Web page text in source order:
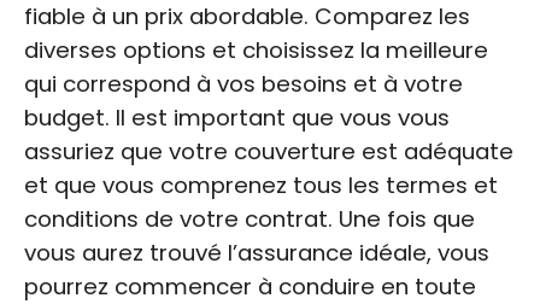
fiable à un prix abordable. Comparez les
diverses options et choisissez la meilleure
qui correspond à vos besoins et à votre
budget. Il est important que vous vous
assuriez que votre couverture est adéquate
et que vous comprenez tous les termes et
conditions de votre contrat. Une fois que
vous aurez trouvé l’assurance idéale, vous
pourrez commencer à conduire en toute